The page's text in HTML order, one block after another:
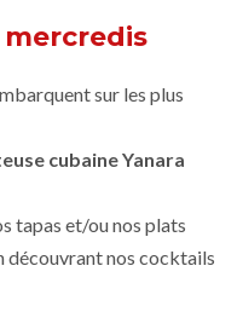
mercredis
sur les plus
cubaine Yanara
tapas et/ou nos plats
découvrant nos cocktails